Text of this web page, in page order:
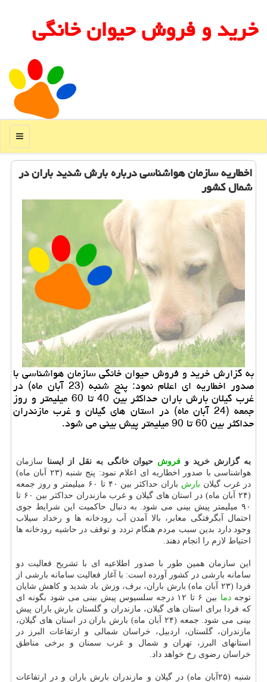
خرید و فروش حیوان خانگی
منو
اخطاریه سازمان هواشناسی درباره بارش شدید باران در
شمال كشور
به گزارش خرید و فروش حیوان خانگی سازمان هواشناسی با
صدور اخطاریه ای اعلام نمود: پنج شنبه (23 آبان ماه) در
غرب گیلان بارش باران حداكثر بین 40 تا 60 میلیمتر و روز
جمعه (24 آبان ماه) در استان های گیلان و غرب مازندران
حداكثر بین 60 تا 90 میلیمتر پیش بینی می شود.
به گزارش خرید و فروش حیوان خانگی به نقل از ایسنا سازمان
هواشناسی با صدور اخطاریه ای اعلام نمود: پنج شنبه (۲۳ آبان ماه)
در غرب گیلان بارش
باران حداكثر بین ۴۰ تا ۶۰ میلیمتر و روز جمعه
(۲۴ آبان ماه) در استان های گیلان و غرب مازندران حداكثر بین ۶۰ تا
۹۰ میلیمتر پیش بینی می شود. به دنبال حاكمیت این شرایط جوی
احتمال آبگرفتگی معابر، بالا آمدن آب رودخانه ها و رخداد سیلاب
وجود دارد بدین سبب مردم هنگام تردد و توقف در حاشیه رودخانه ها
احتیاط لازم را انجام دهند.
این سازمان همین طور با صدور اطلاعیه ای با تشریح فعالیت دو
سامانه بارشی در كشور آورده است: با آغاز فعالیت سامانه بارشی از
فردا (۲۳ آبان ماه) بارش باران، برف، وزش باد شدید و كاهش شایان
توجهدما
بین ۶ تا ۱۲ درجه سلسیوس پیش بینی می شود بگونه ای
كه فردا برای استان های گیلان، مازندران و گلستان بارش باران پیش
بینی می شود. جمعه (۲۴ آبان ماه) بارش باران در استان های گیلان،
مازندران، گلستان، اردبیل، خراسان شمالی و ارتفاعات البرز در
استانهای البرز، تهران و شمال و غرب سمنان و برخی مناطق
خراسان رضوی رخ خواهد داد.
شنبه (۲۵آبان ماه) در گیلان و مازندران بارش باران و در ارتفاعات